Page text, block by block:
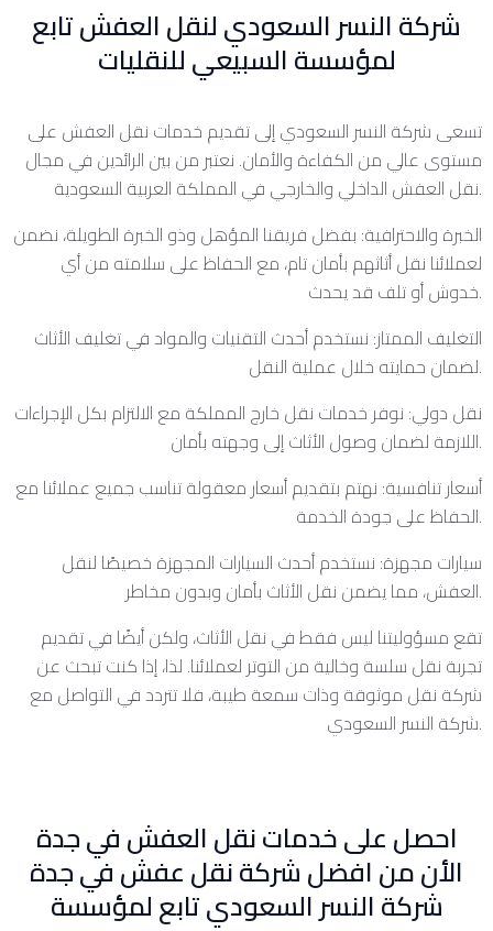
شركة النسر السعودي لنقل العفش تابع
لمؤسسة السبيعي للنقليات
تسعى شركة النسر السعودي إلى تقديم خدمات نقل العفش على
مستوى عالي من الكفاءة والأمان. نعتبر من بين الرائدين في مجال
نقل العفش الداخلي والخارجي في المملكة العربية السعودية.
الخبرة والاحترافية: بفضل فريقنا المؤهل وذو الخبرة الطويلة، نضمن
لعملائنا نقل أثاثهم بأمان تام، مع الحفاظ على سلامته من أي
خدوش أو تلف قد يحدث.
التغليف الممتاز: نستخدم أحدث التقنيات والمواد في تغليف الأثاث
لضمان حمايته خلال عملية النقل.
نقل دولي: نوفر خدمات نقل خارج المملكة مع الالتزام بكل الإجراءات
اللازمة لضمان وصول الأثاث إلى وجهته بأمان.
أسعار تنافسية: نهتم بتقديم أسعار معقولة تناسب جميع عملائنا مع
الحفاظ على جودة الخدمة.
سيارات مجهزة: نستخدم أحدث السيارات المجهزة خصيصًا لنقل
العفش، مما يضمن نقل الأثاث بأمان وبدون مخاطر.
تقع مسؤوليتنا ليس فقط في نقل الأثاث، ولكن أيضًا في تقديم
تجربة نقل سلسة وخالية من التوتر لعملائنا. لذا، إذا كنت تبحث عن
شركة نقل موثوقة وذات سمعة طيبة، فلا تتردد في التواصل مع
شركة النسر السعودي.
احصل على خدمات نقل العفش في جدة
الأن من افضل شركة نقل عفش في جدة
شركة النسر السعودي تابع لمؤسسة